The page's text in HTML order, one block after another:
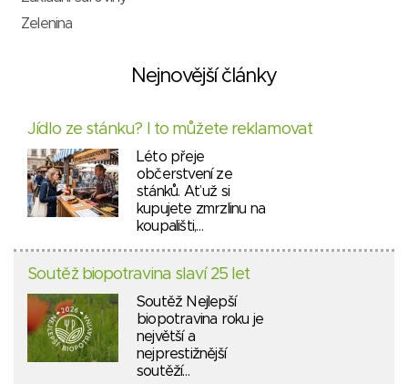
Zelenina
Nejnovější články
Jídlo ze stánku? I to můžete reklamovat
Léto přeje
občerstvení ze
stánků. Ať už si
kupujete zmrzlinu na
koupališti,…
Soutěž biopotravina slaví 25 let
Soutěž Nejlepší
biopotravina roku je
největší a
nejprestižnější
soutěží…